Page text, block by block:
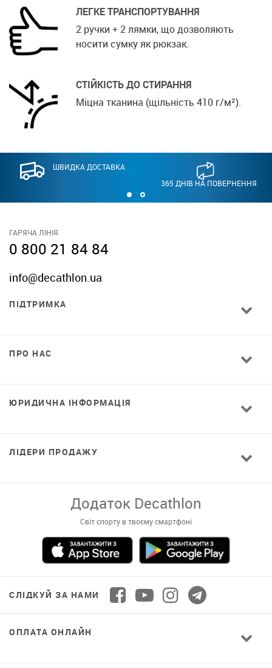
ЛЕГКЕ ТРАНСПОРТУВАННЯ
2 ручки + 2 лямки, що дозволяють
носити сумку як рюкзак.
СТІЙКІСТЬ ДО СТИРАННЯ
Міцна тканина (щільність 410 г/м²).
ШВИДКА ДОСТАВКА
365 ДНІВ НА ПОВЕРНЕННЯ
ГАРЯЧА ЛІНІЯ
0 800 21 84 84
info@decathlon.ua
ПІДТРИМКА
ПРО НАС
ЮРИДИЧНА ІНФОРМАЦІЯ
ЛІДЕРИ ПРОДАЖУ
Додаток Decathlon
Світ спорту в твоєму смартфоні
СЛІДКУЙ ЗА НАМИ
ОПЛАТА ОНЛАЙН